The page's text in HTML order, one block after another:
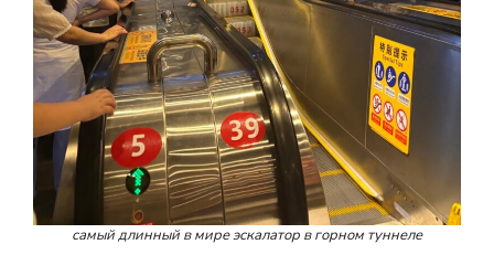
самый длинный в мире эскалатор в горном туннеле